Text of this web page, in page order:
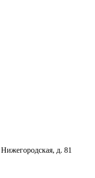
д. 81